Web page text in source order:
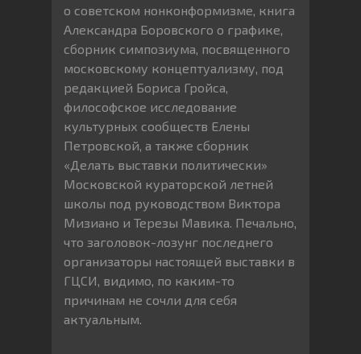
о советском нонконформизме, книга
Александра Боровского о графике,
сборник симпозиума, посвященного
московскому концептуализму, под
редакцией Бориса Гройса,
философское исследование
культурных сообществ Елены
Петровской, а также сборник
«Делать выставки политически»
Московской кураторской летней
школы под руководством Виктора
Мизиано и Терезы Мавика. Печально,
что заголовок-лозунг последнего
организаторы настоящей выставки в
ГЦСИ, видимо, по каким-то
причинам не сочли для себя
актуальным.